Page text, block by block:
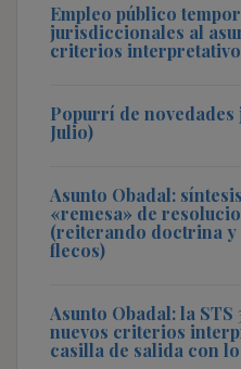
Empleo público
jurisdiccionales al
criterios
Popurrí de novedades
Julio)
Asunto Obadal:
«remesa» de
(reiterando doctrina
flecos)
Asunto Obadal: la
nuevos criterios
casilla de salida con